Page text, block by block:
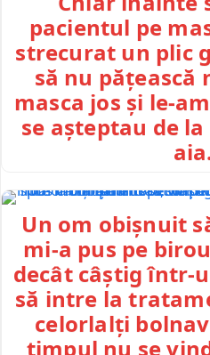
pacientul pe
strecurat un plic
să nu pățească
masca jos și le-
se așteptau de
Un om obișnuit
mi-a pus pe
decât câștig într-
să intre la
celorlalți
timpul nu se